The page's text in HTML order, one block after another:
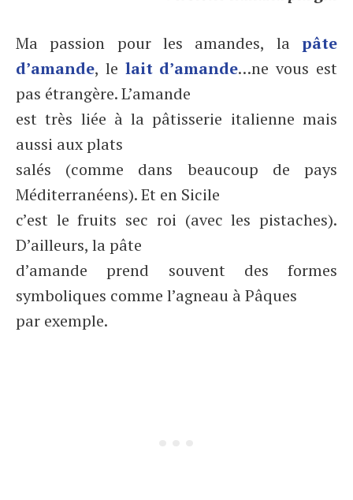
Ma passion pour les amandes, la pâte
d’amande, le lait d’amande…ne vous est
pas étrangère. L’amande
est très liée à la pâtisserie italienne mais
aussi aux plats
salés (comme dans beaucoup de pays
Méditerranéens). Et en Sicile
c’est le fruits sec roi (avec les pistaches).
D’ailleurs, la pâte
d’amande prend souvent des formes
symboliques comme l’agneau à Pâques
par exemple.